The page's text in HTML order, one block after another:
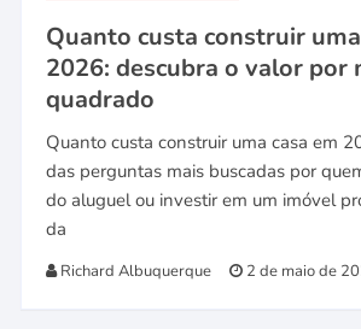
Quanto custa construir
2026: descubra o valor por
quadrado
Quanto custa construir uma casa em
das perguntas mais buscadas por
do aluguel ou investir em um imóvel
da
Richard Albuquerque 2 de maio de